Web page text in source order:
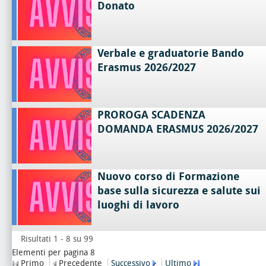
Donato
Verbale e graduatorie Bando
Erasmus 2026/2027
PROROGA SCADENZA
DOMANDA ERASMUS 2026/2027
Nuovo corso di Formazione
base sulla sicurezza e salute sui
luoghi di lavoro
Risultati 1 - 8 su 99
Elementi per pagina 8
Primo
Precedente Successivo Ultimo